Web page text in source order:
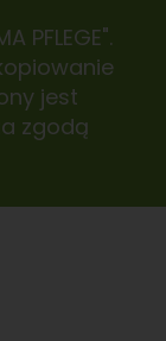
PFLEGE".
jest
zgodą